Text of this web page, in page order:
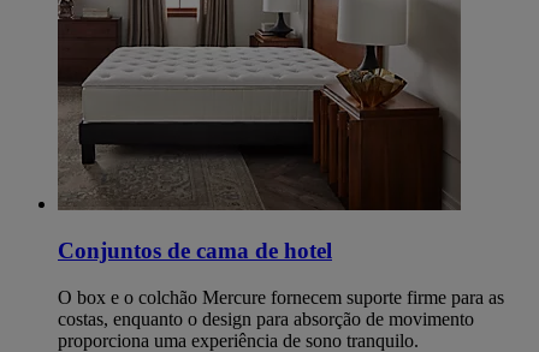
Conjuntos de cama de hotel
O box e o colchão Mercure fornecem suporte firme para as
costas, enquanto o design para absorção de movimento
proporciona uma experiência de sono tranquilo.